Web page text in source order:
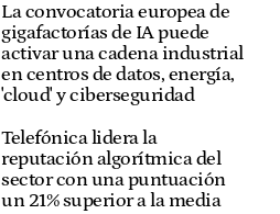
La convocatoria europea de
gigafactorías de IA puede
activar una cadena industrial
en centros de datos, energía,
'cloud' y ciberseguridad
Telefónica lidera la
reputación algorítmica del
sector con una puntuación
un 21% superior a la media